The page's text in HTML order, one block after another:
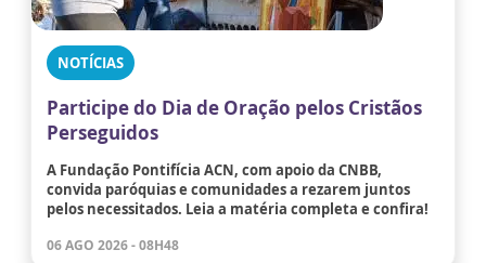
NOTÍCIAS
Participe do Dia de Oração pelos Cristãos
Perseguidos
A Fundação Pontifícia ACN, com apoio da CNBB,
convida paróquias e comunidades a rezarem juntos
pelos necessitados. Leia a matéria completa e confira!
06 AGO 2026 - 08H48